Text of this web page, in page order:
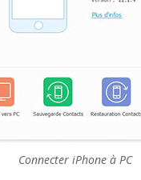
Connecter iPhone à PC